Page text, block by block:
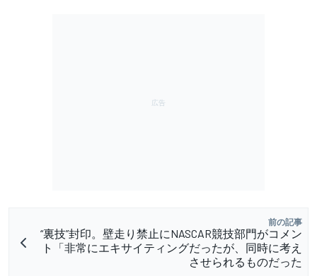
前の記事
“裏技”封印。壁走り禁止にNASCAR競技部門がコメン
ト「非常にエキサイティングだったが、同時に考え
させられるものだった